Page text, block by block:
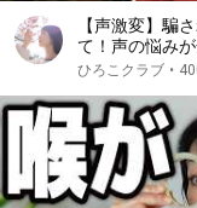
【声激変】騙
て！声の悩み
抜群にしやす
ひろこクラブ •